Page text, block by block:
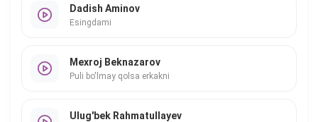
Dadish Aminov
Esingdami
Mexroj Beknazarov
Puli bo'lmay qolsa erkakni
Ulug'bek Rahmatullayev